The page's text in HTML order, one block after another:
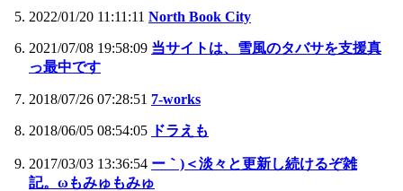
2022/01/20 11:11:11 North Book City
2021/07/08 19:58:09 当サイトは、雪風のタバサを支援真
っ最中です
2018/07/26 07:28:51 7-works
2018/06/05 08:54:05 ドラえも
2017/03/03 13:36:54 ー｀)＜淡々と更新し続けるぞ雑
記。ωもみゅもみゅ